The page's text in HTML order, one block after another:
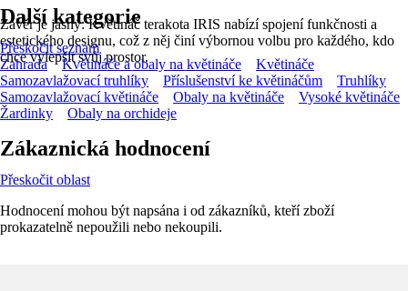
Závěr je jasný: Květináč terakota IRIS nabízí spojení funkčnosti a
estetického designu, což z něj činí výbornou volbu pro každého, kdo
chce vylepšit svůj prostor.
Další kategorie
Přeskočit seznam
Zahrada
Květináče a obaly na květináče
Květináče
Samozavlažovací truhlíky
Příslušenství ke květináčům
Truhlíky
Samozavlažovací květináče
Obaly na květináče
Vysoké květináče
Žardinky
Obaly na orchideje
Zákaznická hodnocení
Přeskočit oblast
Hodnocení mohou být napsána i od zákazníků, kteří zboží
prokazatelně nepoužili nebo nekoupili.